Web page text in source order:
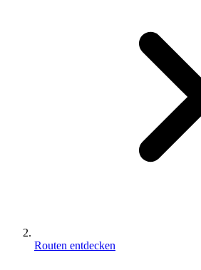
Routen entdecken